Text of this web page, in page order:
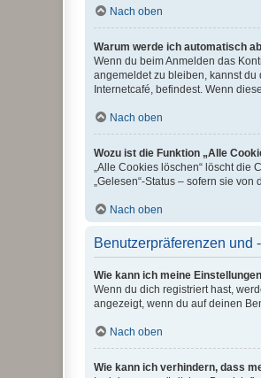
Nach oben
Warum werde ich automatisch
Wenn du beim Anmelden das
angemeldet zu bleiben, kannst du
Internetcafé, befindest. Wenn
Nach oben
Wozu ist die Funktion „Alle
„Alle Cookies löschen“ löscht die
„Gelesen“-Status – sofern sie
Nach oben
Benutzerpräferenzen und
Wie kann ich meine
Wenn du dich registriert hast,
angezeigt, wenn du auf deinen
Nach oben
Wie kann ich verhindern, dass